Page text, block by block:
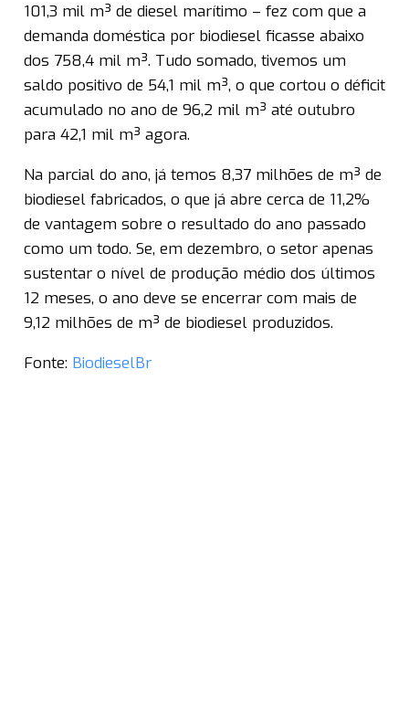
101,3 mil m³ de diesel marítimo – fez com que a
demanda doméstica por biodiesel ficasse abaixo
dos 758,4 mil m³. Tudo somado, tivemos um
saldo positivo de 54,1 mil m³, o que cortou o déficit
acumulado no ano de 96,2 mil m³ até outubro
para 42,1 mil m³ agora.
Na parcial do ano, já temos 8,37 milhões de m³ de
biodiesel fabricados, o que já abre cerca de 11,2%
de vantagem sobre o resultado do ano passado
como um todo. Se, em dezembro, o setor apenas
sustentar o nível de produção médio dos últimos
12 meses, o ano deve se encerrar com mais de
9,12 milhões de m³ de biodiesel produzidos.
Fonte: BiodieselBr